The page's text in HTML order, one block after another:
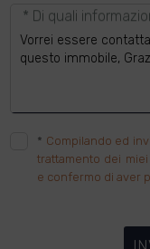
* Di quali
* Compilando ed
trattamento dei
e confermo di aver